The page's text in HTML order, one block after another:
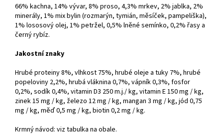
66% kachna, 14% vývar, 8% proso, 4,3% mrkev, 2% jablka, 2%
minerály, 1% mix bylin (rozmarýn, tymián, měsíček, pampeliška),
1% lososový olej, 1% petržel, 0,5% lněné semínko, 0,2% řasy a
černý rybíz.
Jakostní znaky
Hrubé proteiny 8%, vlhkost 75%, hrubé oleje a tuky 7%, hrubé
popeloviny 2,2%, hrubá vláknina 0,7%, vápník 0,3%, fosfor
0,2%, sodík 0,4%, vitamin D3 250 m.j./ kg, vitamin E 150 mg / kg,
zinek 15 mg / kg, železo 12 mg / kg, mangan 3 mg / kg, jód 0,75
mg / kg, měď 0,5 mg / kg, biotin 0,2 mg / kg.
Krmný návod: viz tabulka na obale.